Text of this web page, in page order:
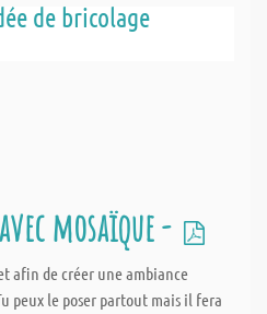
de bricolage
mosaïque -
afin de créer une ambiance
peux le poser partout mais il fera